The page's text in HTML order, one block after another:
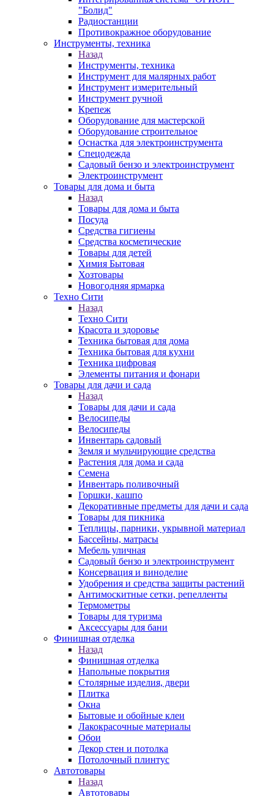
"Болид"
Радиостанции
Противокражное оборудование
Инструменты, техника
Назад
Инструменты, техника
Инструмент для малярных работ
Инструмент измерительный
Инструмент ручной
Крепеж
Оборудование для мастерской
Оборудование строительное
Оснастка для электроинструмента
Спецодежда
Садовый бензо и электроинструмент
Электроинструмент
Товары для дома и быта
Назад
Товары для дома и быта
Посуда
Средства гигиены
Средства косметические
Товары для детей
Химия Бытовая
Хозтовары
Новогодняя ярмарка
Техно Сити
Назад
Техно Сити
Красота и здоровье
Техника бытовая для дома
Техника бытовая для кухни
Техника цифровая
Элементы питания и фонари
Товары для дачи и сада
Назад
Товары для дачи и сада
Велосипеды
Велосипеды
Инвентарь садовый
Земля и мульчирующие средства
Растения для дома и сада
Семена
Инвентарь поливочный
Горшки, кашпо
Декоративные предметы для дачи и сада
Товары для пикника
Теплицы, парники, укрывной материал
Бассейны, матрасы
Мебель уличная
Садовый бензо и электроинструмент
Консервация и виноделие
Удобрения и средства защиты растений
Антимоскитные сетки, репелленты
Термометры
Товары для туризма
Аксессуары для бани
Финишная отделка
Назад
Финишная отделка
Напольные покрытия
Столярные изделия, двери
Плитка
Окна
Бытовые и обойные клеи
Лакокрасочные материалы
Обои
Декор стен и потолка
Потолочный плинтус
Автотовары
Назад
Автотовары